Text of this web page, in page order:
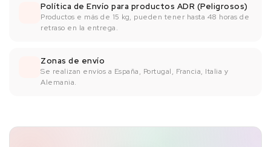
Política de Envío para productos ADR (Peligrosos)
Productos e más de 15 kg, pueden tener hasta 48 horas de
retraso en la entrega.
Zonas de envío
Se realizan envíos a España, Portugal, Francia, Italia y
Alemania.